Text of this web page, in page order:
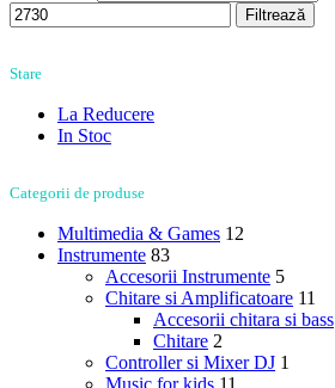
Filtrează
Stare
La Reducere
In Stoc
Categorii de produse
Multimedia & Games 12
Instrumente 83
Accesorii Instrumente 5
Chitare si Amplificatoare 11
Accesorii chitara si bass
Chitare 2
Controller si Mixer DJ 1
Music for kids 11